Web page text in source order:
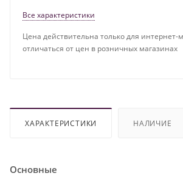
Все характеристики
Цена действительна только для
отличаться от цен в розничных магазинах
ХАРАКТЕРИСТИКИ НАЛИЧИЕ
Основные